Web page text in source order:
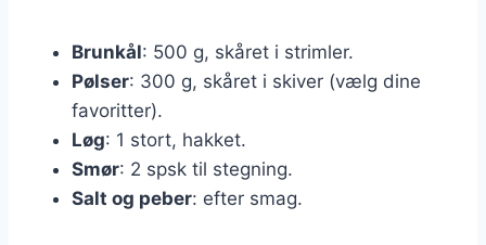
Brunkål: 500 g, skåret i strimler.
Pølser: 300 g, skåret i skiver (vælg dine
favoritter).
Løg: 1 stort, hakket.
Smør: 2 spsk til stegning.
Salt og peber: efter smag.